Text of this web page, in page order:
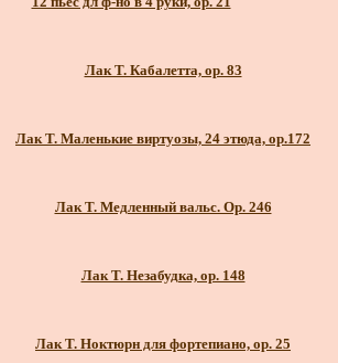
Лак Т. Кабалетта, ор. 83
Лак Т. Маленькие виртуозы, 24 этюда, ор.172
Лак Т. Медленный вальс. Ор. 246
Лак Т. Незабудка, ор. 148
Лак Т. Ноктюрн для фортепиано, ор. 25